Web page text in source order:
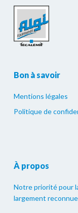
Bon à savoir
Mentions légales
Politique de
À propos
Notre priorité pour
largement